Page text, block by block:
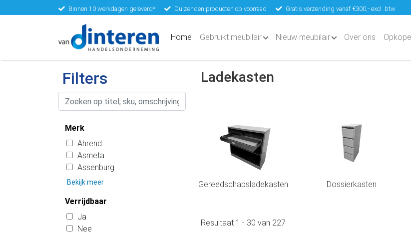
Binnen 10 werkdagen geleverd* Duizenden producten op voorraad Gratis verzending vanaf €300,- excl. btw
Home (current)
Gebruikt meubilair Nieuw meubilair Over ons
Filters
Merk
Ahrend
Asmeta
Assenburg
Bekijk meer
Verrijdbaar
Ja
Nee
Ladekasten
Gereedschapsladekasten Dossierkasten
Resultaat 1 - 30 van 227